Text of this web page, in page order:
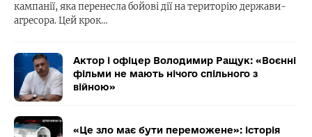
кампанії, яка перенесла бойові дії на територію держави-
агресора. Цей крок…
Актор і офіцер Володимир Ращук: «Воєнні
фільми не мають нічого спільного з
війною»
«Це зло має бути переможене»: історія